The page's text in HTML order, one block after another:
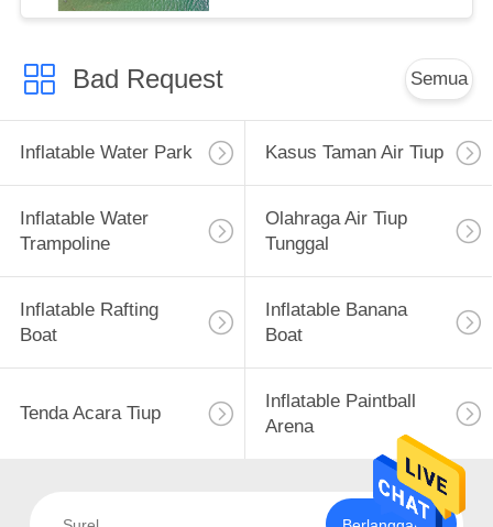
Bad Request Semua
Inflatable Water Park Kasus Taman Air Tiup
Inflatable Water
Trampoline
Olahraga Air Tiup
Tunggal
Inflatable Rafting
Boat
Inflatable Banana
Boat
Tenda Acara Tiup
Inflatable Paintball
Arena